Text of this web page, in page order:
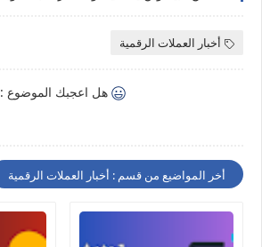
أخبار العملات الرقمية
هل اعجبك الموضوع :
أخر المواضيع من قسم : أخبار العملات الرقمية